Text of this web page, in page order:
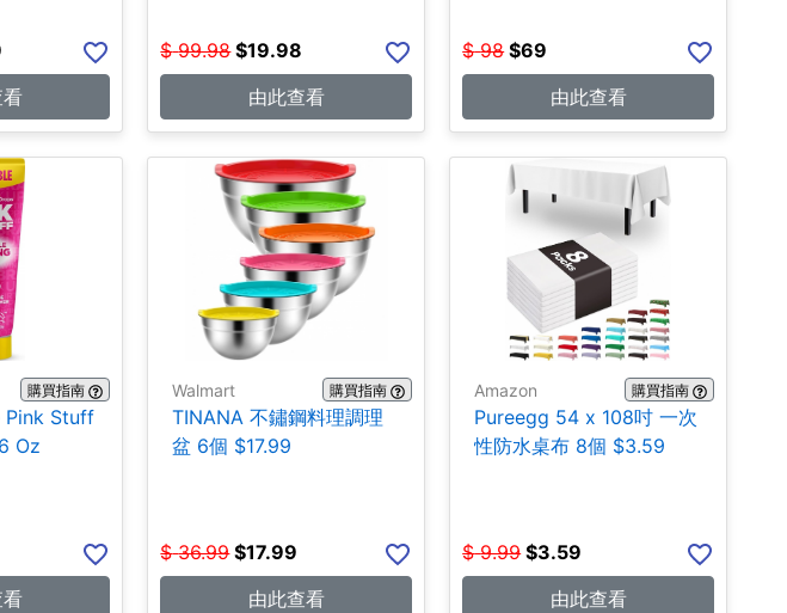
$ 99.98 $19.98
由此查看
$ 98 $69
由此查看
購買指南
Pink Stuff
Oz
Walmart 購買指南
TINANA 不鏽鋼料理調理
盆 6個 $17.99
$ 36.99 $17.99
由此查看
Amazon 購買指南
Pureegg 54 x 108吋 一次
性防水桌布 8個 $3.59
$ 9.99 $3.59
由此查看